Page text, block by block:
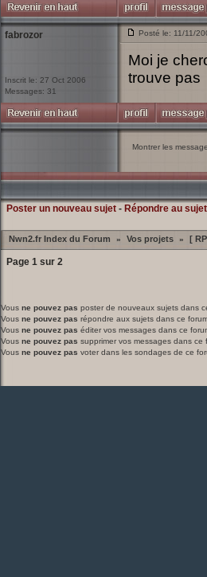
fabrozor
Inscrit le: 27 Oct 2006
Messages: 31
Posté le: 11/11/
Moi je
trouve pas
Montrer les
Poster un nouveau sujet- Répondre au sujet
Nwn2.fr Index du Forum » Vos projets » [
Page 1sur 2
Vous ne pouvez pas poster de nouveaux sujets dans
Vous ne pouvez pas répondre aux sujets dans ce
Vous ne pouvez pas éditer vos messages dans ce
Vous ne pouvez pas supprimer vos messages dans ce
Vous ne pouvez pas voter dans les sondages de ce